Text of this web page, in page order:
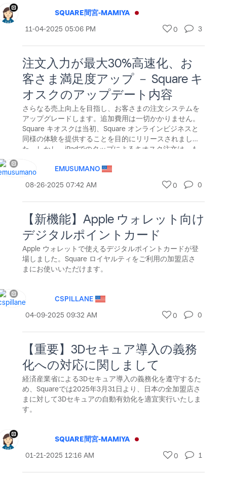
む Square オンラインビジネス、および Square 予約で
のオンライン決済で、 Apple Payまたは Google Payを使
って簡単かつ安全にお支払いができるよ
SQUARE間宮-MAMIYA
‎11-04-2025 05:06 PM 0 3
注文入力が最大30%高速化、お
客さま満足度アップ － Square キ
オスクのアップデート内容
さらなる売上向上を目指し、お客さまの注文システムを
アップグレードします。追加費用は一切かかりません。
Square キオスクは当初、Square オンラインビジネスと
同様の体験を提供することを目的にリリースされまし
た。しかし、iPadでのタップによるキオスク注文は、も
たお客さま体験に依存していることが課題でした。そこ
で、Squareでは、Square キオスクを注文コンバージョ
ン率の向上と飲食店経営者の皆さまのにとってより便利
EMUSUMANO
‎08-26-2025 07:42 AM 0 0
【新機能】Apple ウォレット向け
デジタルポイントカード
Apple ウォレットで使えるデジタルポイントカードが登
場しました。Square ロイヤルティをご利用の加盟店さ
まにお使いいただけます。
CSPILLANE
‎04-09-2025 09:32 AM 0 0
【重要】3Dセキュア導入の義務
化への対応に関しまして
経済産業省による3Dセキュア導入の義務化を遵守するた
め、Squareでは2025年3月31日より、日本の全加盟店さ
まに対して3Dセキュアの自動有効化を適宜実行いたしま
す。
SQUARE間宮-MAMIYA
‎01-21-2025 12:16 AM 0 1